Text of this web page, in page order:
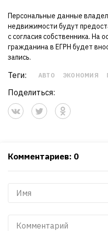
Персональные данные
недвижимости будут
с согласия собственника. На
гражданина в ЕГРН будет
запись.
Теги: АВТО ЭКОНОМИЯ
Поделиться:
Комментариев: 0